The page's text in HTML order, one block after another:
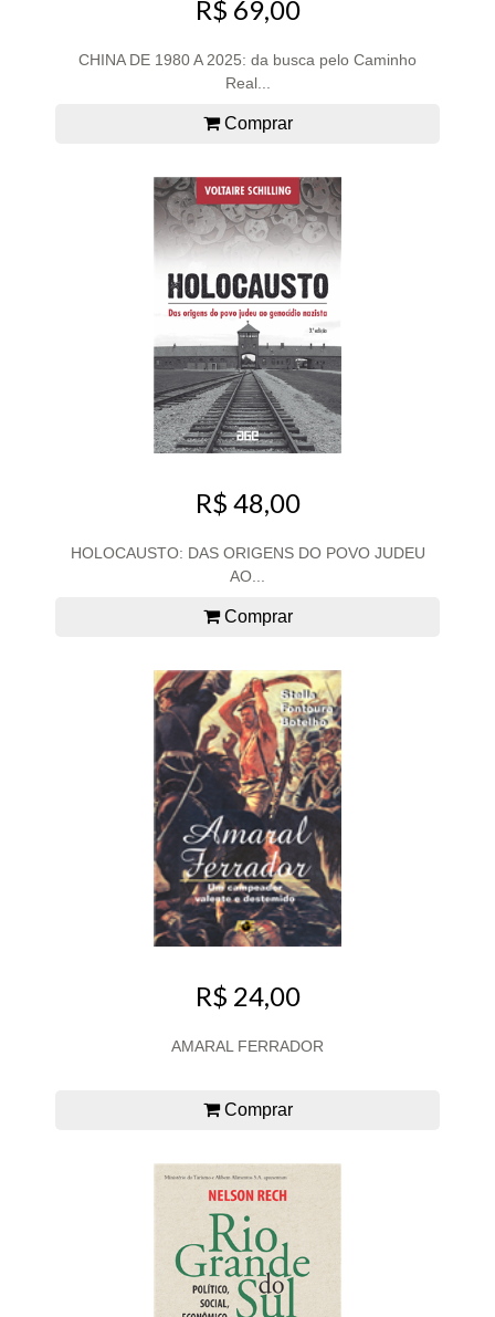
R$ 69,00
CHINA DE 1980 A 2025: da busca pelo Caminho
Real...
Comprar
R$ 48,00
HOLOCAUSTO: DAS ORIGENS DO POVO JUDEU
AO...
Comprar
R$ 24,00
AMARAL FERRADOR
Comprar